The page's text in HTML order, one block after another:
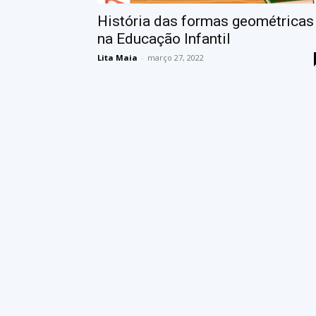
História das formas geométricas
na Educação Infantil
Lita Maia - março 27, 2022